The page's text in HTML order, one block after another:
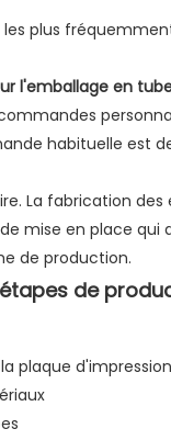
plus
l'emballage en
habituelle est
La fabrication des
mise en place qui
de production.
de
plaque d'impression